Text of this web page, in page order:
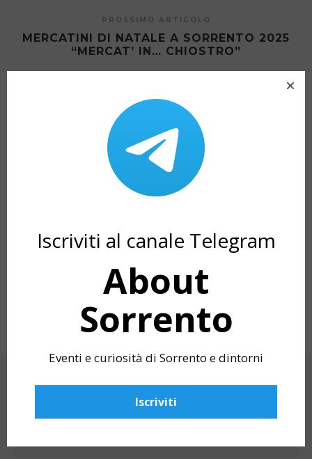
PROSSIMO ARTICOLO
MERCATINI DI NATALE A SORRENTO 2025
“MERCAT’ IN… CHIOSTRO”
ARTICOLI CORRELATI
ABROAD AS AN AMERICAN STUDENT
ARRIVARE
Iscriviti al canale Telegram
About
Sorrento
Eventi e curiosità di Sorrento e dintorni
Iscriviti